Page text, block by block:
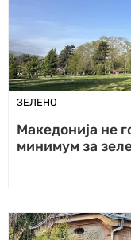
ЗЕЛЕНО
Македонија не
минимум за